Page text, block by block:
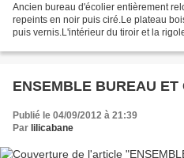
Ancien bureau d'écolier entièrement
repeints en noir puis ciré.Le plateau
puis vernis.L'intérieur du tiroir et la
ENSEMBLE BUREAU ET
Publié le 04/09/2012 à 21:39
Par lilicabane